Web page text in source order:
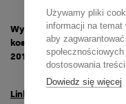
Wynajem powierzchni
kosmetyczne Cosmoprof
2017
Link do zapytania
Używamy pliki
informacji na
aby
dostosowania
Dowiedz się więcej